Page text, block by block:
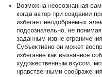
Возможна неосознанная
когда автор при создании
избегает неодобряемых
подсознательно, не
заданным извне
Субъективно он может
избегание как вызванное
художественным вкусом,
нравственными